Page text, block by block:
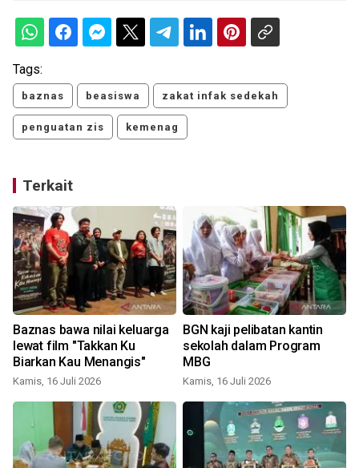
Tags:
baznas beasiswa zakat infak sedekah
penguatan zis kemenag
Terkait
Baznas bawa nilai keluarga
lewat film "Takkan Ku
Biarkan Kau Menangis"
Kamis, 16 Juli 2026
BGN kaji pelibatan kantin
sekolah dalam Program
MBG
Kamis, 16 Juli 2026